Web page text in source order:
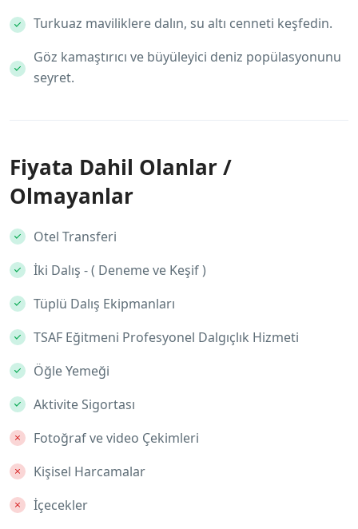
Turkuaz maviliklere dalın, su altı cenneti keşfedin.
Göz kamaştırıcı ve büyüleyici deniz popülasyonunu
seyret.
Fiyata Dahil Olanlar /
Olmayanlar
Otel Transferi
İki Dalış - ( Deneme ve Keşif )
Tüplü Dalış Ekipmanları
TSAF Eğitmeni Profesyonel Dalgıçlık Hizmeti
Öğle Yemeği
Aktivite Sigortası
Fotoğraf ve video Çekimleri
Kişisel Harcamalar
İçecekler